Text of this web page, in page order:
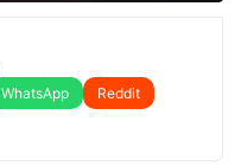
WhatsApp
Reddit